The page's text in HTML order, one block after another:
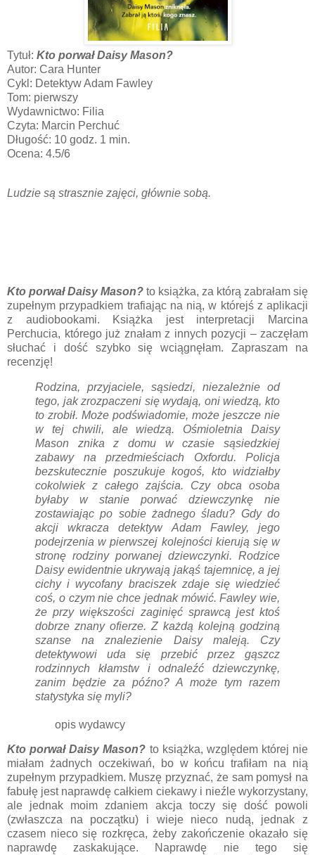
Tytuł: Kto porwał Daisy Mason?
Autor: Cara Hunter
Cykl: Detektyw Adam Fawley
Tom: pierwszy
Wydawnictwo: Filia
Czyta: Marcin Perchuć
Długość: 10 godz. 1 min.
Ocena: 4.5/6
Ludzie są strasznie zajęci, głównie sobą.
Kto porwał Daisy Mason? to książka, za którą zabrałam się
zupełnym przypadkiem trafiając na nią, w którejś z aplikacji
z audiobookami. Książka jest interpretacji Marcina
Perchucia, którego już znałam z innych pozycji – zaczęłam
słuchać i dość szybko się wciągnęłam. Zapraszam na
recenzję!
Rodzina, przyjaciele, sąsiedzi, niezależnie od
tego, jak zrozpaczeni się wydają, oni wiedzą, kto
to zrobił. Może podświadomie, może jeszcze nie
w tej chwili, ale wiedzą. Ośmioletnia Daisy
Mason znika z domu w czasie sąsiedzkiej
zabawy na przedmieściach Oxfordu. Policja
bezskutecznie poszukuje kogoś, kto widziałby
cokolwiek z całego zajścia. Czy obca osoba
byłaby w stanie porwać dziewczynkę nie
zostawiając po sobie żadnego śladu? Gdy do
akcji wkracza detektyw Adam Fawley, jego
podejrzenia w pierwszej kolejności kierują się w
stronę rodziny porwanej dziewczynki. Rodzice
Daisy ewidentnie ukrywają jakąś tajemnicę, a jej
cichy i wycofany braciszek zdaje się wiedzieć
coś, o czym nie chce jednak mówić. Fawley wie,
że przy większości zaginięć sprawcą jest ktoś
dobrze znany ofierze. Z każdą kolejną godziną
szanse na znalezienie Daisy maleją. Czy
detektywowi uda się przebić przez gąszcz
rodzinnych kłamstw i odnaleźć dziewczynkę,
zanim będzie za późno? A może tym razem
statystyka się myli?
opis wydawcy
Kto porwał Daisy Mason? to książka, względem której nie
miałam żadnych oczekiwań, bo w końcu trafiłam na nią
zupełnym przypadkiem. Muszę przyznać, że sam pomysł na
fabułę jest naprawdę całkiem ciekawy i nieźle wykorzystany,
ale jednak moim zdaniem akcja toczy się dość powoli
(zwłaszcza na początku) i wieje nieco nudą, jednak z
czasem nieco się rozkręca, żeby zakończenie okazało się
naprawdę zaskakujące. Naprawdę nie tego się